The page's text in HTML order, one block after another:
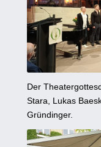
Der
Stara, Lukas
Gründinger.